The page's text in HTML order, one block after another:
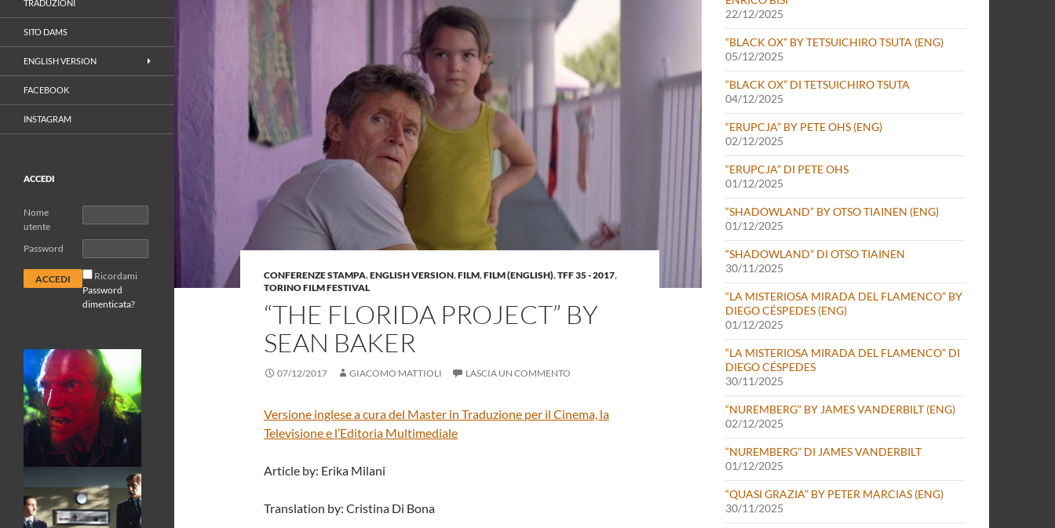
CONFERENZE STAMPA,ENGLISH VERSION,FILM,FILM (ENGLISH),TFF 35 - 2017,
TORINO FILM FESTIVAL
“THE FLORIDA PROJECT” BY
SEAN BAKER
07/12/2017 GIACOMO MATTIOLI LASCIA UN COMMENTO
Versione inglese a cura del Master in Traduzione per il Cinema, la
Televisione e l’Editoria Multimediale
Article by: Erika Milani
Translation by: Cristina Di Bona
22/12/2025
“BLACK OX” BY TETSUICHIRO TSUTA (ENG)
05/12/2025
“BLACK OX” DI TETSUICHIRO TSUTA
04/12/2025
“ERUPCJA” BY PETE OHS (ENG)
02/12/2025
“ERUPCJA” DI PETE OHS
01/12/2025
“SHADOWLAND” BY OTSO TIAINEN (ENG)
01/12/2025
“SHADOWLAND” DI OTSO TIAINEN
30/11/2025
“LA MISTERIOSA MIRADA DEL FLAMENCO” BY
DIEGO CÉSPEDES (ENG)
01/12/2025
“LA MISTERIOSA MIRADA DEL FLAMENCO” DI
DIEGO CÉSPEDES
30/11/2025
“NUREMBERG” BY JAMES VANDERBILT (ENG)
02/12/2025
“NUREMBERG” DI JAMES VANDERBILT
01/12/2025
“QUASI GRAZIA” BY PETER MARCIAS (ENG)
30/11/2025
TRADUZIONI
SITO DAMS
ENGLISH VERSION
FACEBOOK
INSTAGRAM
ACCEDI
Nome
utente
Password
Ricordami
Password
dimenticata?